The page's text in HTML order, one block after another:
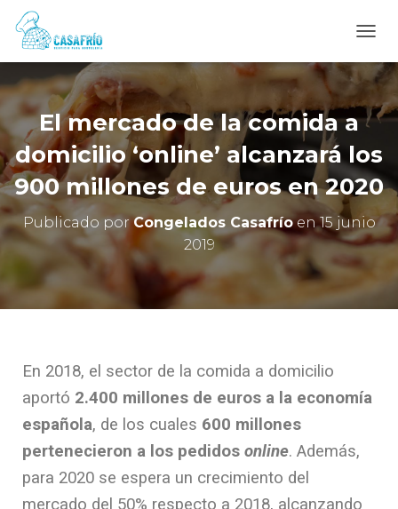
A
M
I
A
M
O
D
D
E
A
Ó
El mercado de la comida a
domicilio ‘online’ alcanzará los
900 millones de euros en 2020
Publicado porCongelados Casafríoen15 junio
2019
En 2018, el sector de la comida a domicilio
aportó 2.400 millones de euros a la economía
española, de los cuales 600 millones
pertenecieron a los pedidos online. Además,
para 2020 se espera un crecimiento del
mercado del 50% respecto a 2018, alcanzando